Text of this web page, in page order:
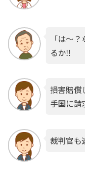
「は〜
るか‼︎
損害賠償
手国に請
裁判官も